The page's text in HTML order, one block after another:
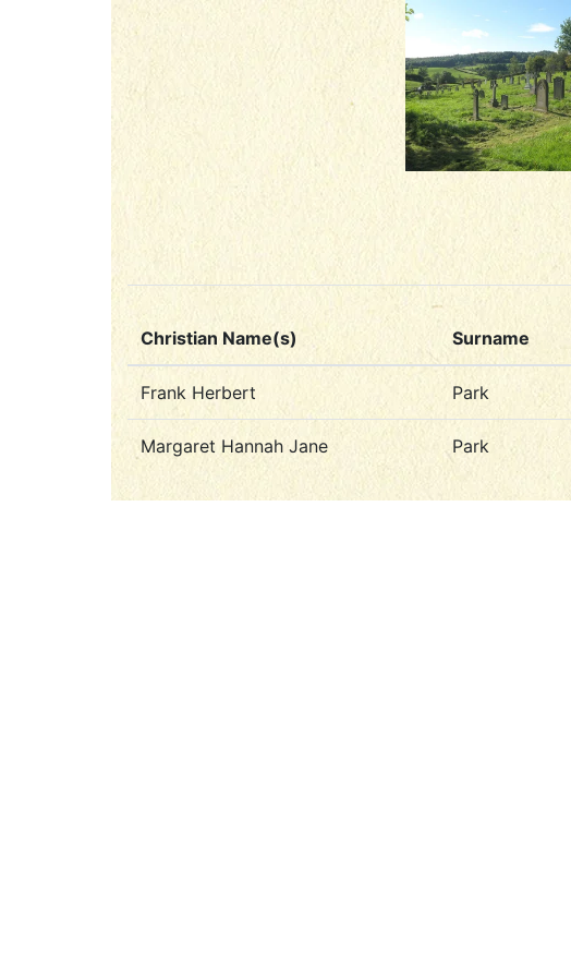
Christian Name(s) Surname
Frank Herbert Park
Margaret Hannah Jane Park